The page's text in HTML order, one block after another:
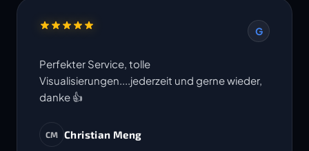
G
Perfekter Service, tolle
Visualisierungen....jederzeit und gerne wieder,
danke 👍
CM Christian Meng